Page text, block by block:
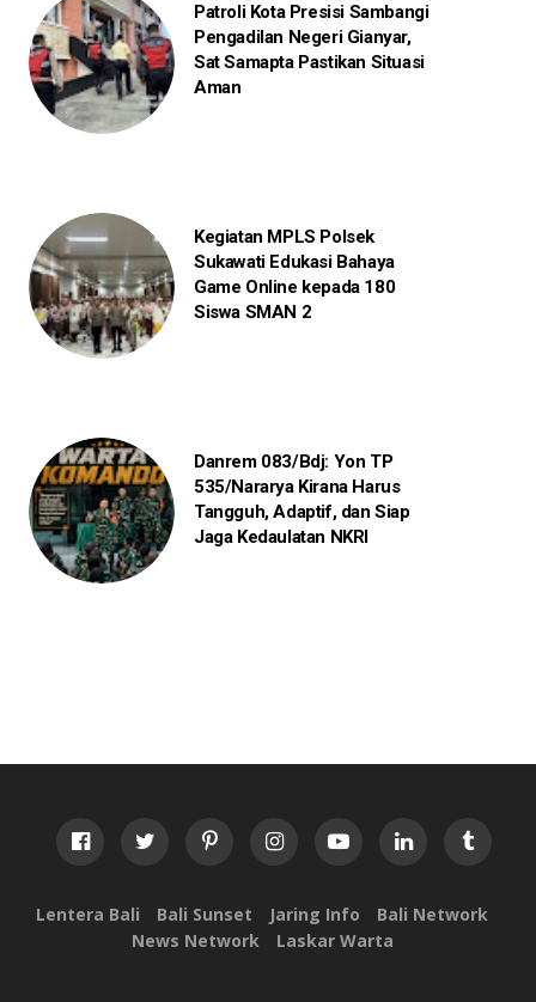
Patroli Kota Presisi Sambangi
Pengadilan Negeri Gianyar,
Sat Samapta Pastikan Situasi
Aman
Kegiatan MPLS Polsek
Sukawati Edukasi Bahaya
Game Online kepada 180
Siswa SMAN 2
Danrem 083/Bdj: Yon TP
535/Nararya Kirana Harus
Tangguh, Adaptif, dan Siap
Jaga Kedaulatan NKRI
Lentera Bali Bali Sunset Jaring Info
Bali Network
News Network
Laskar Warta